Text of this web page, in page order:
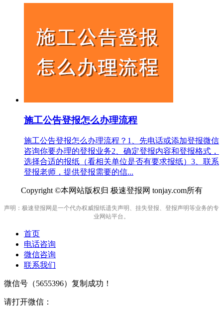
施工公告登报怎么办理流程
施工公告登报怎么办理流程？1、先电话或添加登报微信
咨询你要办理的登报业务2、确定登报内容和登报格式，
选择合适的报纸（看相关单位是否有要求报纸）3、联系
登报老师，提供登报需要的信...
Copyright ©本网站版权归 极速登报网 tonjay.com所有
声明：极速登报网是一个代办权威报纸遗失声明、挂失登报、登报声明等业务的专
业网站平台。
首页
电话咨询
微信咨询
联系我们
微信号（5655396）复制成功！
请打开微信：